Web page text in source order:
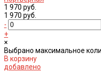
1 970 руб.
1 970 руб.
-
+
×
Выбрано максимальное
В корзину
добавлено